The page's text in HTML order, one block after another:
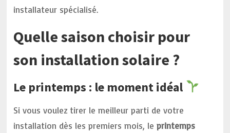
installateur spécialisé.
Quelle saison choisir pour
son installation solaire ?
Le printemps : le moment idéal
Si vous voulez tirer le meilleur parti de votre
installation dès les premiers mois, leprintemps